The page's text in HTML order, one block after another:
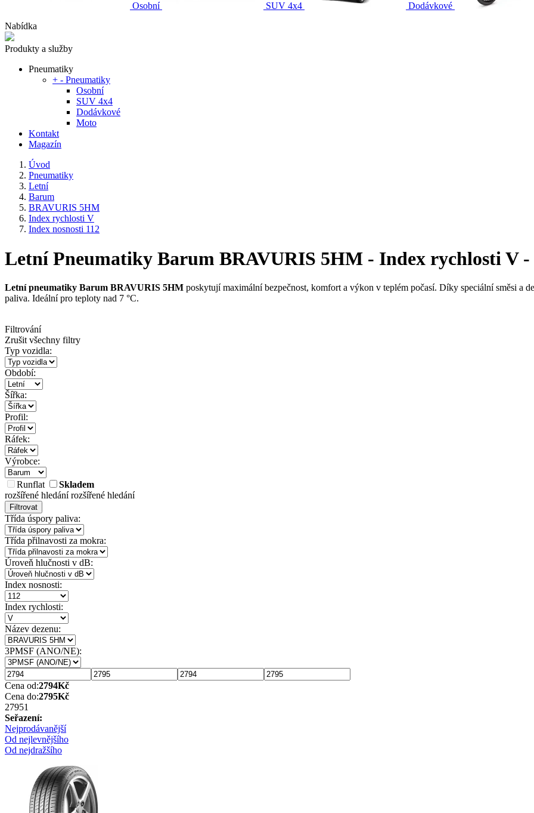
Osobní SUV 4x4
Dodávkové
Nabídka
Produkty a služby
Pneumatiky
+ - Pneumatiky
Osobní
SUV 4x4
Dodávkové
Moto
Kontakt
Magazín
Úvod
Pneumatiky
Letní
Barum
BRAVURIS 5HM
Index rychlosti V
Index nosnosti 112
Letní Pneumatiky Barum BRAVURIS 5HM - Index rychlosti V -
Letní pneumatiky Barum BRAVURIS 5HM poskytují maximální bezpečnost, komfort a výkon v teplém počasí. Díky speciální směsi a
paliva. Ideální pro teploty nad 7 °C.
Filtrování
Zrušit všechny filtry
Typ vozidla:
Období:
Šířka:
Profil:
Ráfek:
Výrobce:
Runflat
Skladem
rozšířené hledánírozšířené hledání
Filtrovat
Třída úspory paliva:
Třída přilnavosti za mokra:
Úroveň hlučnosti v dB:
Index nosnosti:
Index rychlosti:
Název dezenu:
3PMSF (ANO/NE):
Cena od:2794Kč
Cena do:2795Kč
27951
Seřazení:
Nejprodávanější
Od nejlevnějšího
Od nejdražšího